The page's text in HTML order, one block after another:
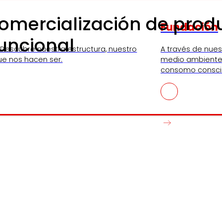
nuestra estructura, nuestro
nos hacen ser.
Fundación
A través de
medio
consomo
de